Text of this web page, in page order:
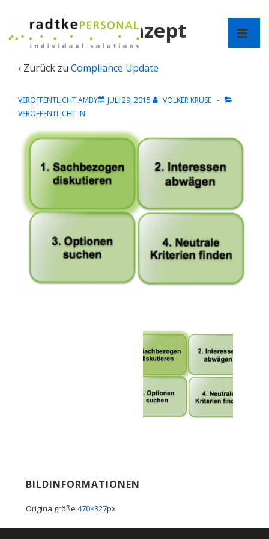
InhaltHarvard Konzept
‹ Zurück zu Compliance Update
VERÖFFENTLICHT AMBY JULI 29, 2015
VOLKER KRUSE
VERÖFFENTLICHT IN
BILDINFORMATIONEN
Originalgröße 470×327px